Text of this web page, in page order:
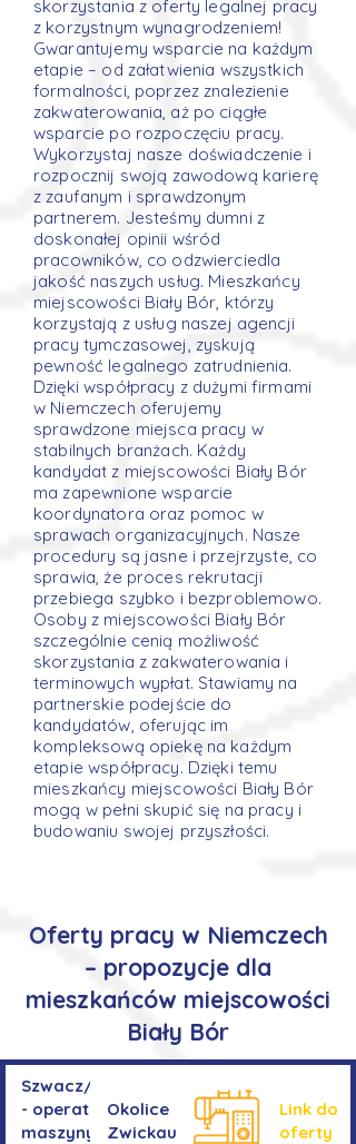
skorzystania z oferty legalnej pracy
z korzystnym wynagrodzeniem!
Gwarantujemy wsparcie na każdym
etapie – od załatwienia wszystkich
formalności, poprzez znalezienie
zakwaterowania, aż po ciągłe
wsparcie po rozpoczęciu pracy.
Wykorzystaj nasze doświadczenie i
rozpocznij swoją zawodową karierę
z zaufanym i sprawdzonym
partnerem. Jesteśmy dumni z
doskonałej opinii wśród
pracowników, co odzwierciedla
jakość naszych usług. Mieszkańcy
miejscowości Biały Bór, którzy
korzystają z usług naszej agencji
pracy tymczasowej, zyskują
pewność legalnego zatrudnienia.
Dzięki współpracy z dużymi firmami
w Niemczech oferujemy
sprawdzone miejsca pracy w
stabilnych branżach. Każdy
kandydat z miejscowości Biały Bór
ma zapewnione wsparcie
koordynatora oraz pomoc w
sprawach organizacyjnych. Nasze
procedury są jasne i przejrzyste, co
sprawia, że proces rekrutacji
przebiega szybko i bezproblemowo.
Osoby z miejscowości Biały Bór
szczególnie cenią możliwość
skorzystania z zakwaterowania i
terminowych wypłat. Stawiamy na
partnerskie podejście do
kandydatów, oferując im
kompleksową opiekę na każdym
etapie współpracy. Dzięki temu
mieszkańcy miejscowości Biały Bór
mogą w pełni skupić się na pracy i
budowaniu swojej przyszłości.
Oferty pracy w Niemczech
– propozycje dla
mieszkańców miejscowości
Biały Bór
Szwacz/Szwaczka
- operator
maszyny do
Okolice
Zwickau
Link do
oferty